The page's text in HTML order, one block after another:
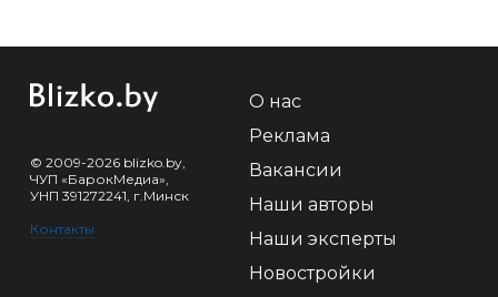
© 2009-2026 blizko.by,
ЧУП «БарокМедиа»,
УНП 391272241, г.Минск
Контакты
О нас
Реклама
Вакансии
Наши авторы
Наши эксперты
Новостройки